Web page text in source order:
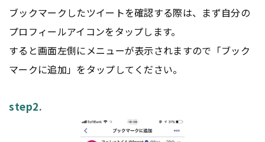
ブックマークしたツイートを確認する際は、まず自分の
プロフィールアイコンをタップします。
すると画面左側にメニューが表示されますので「ブック
マークに追加」をタップしてください。
step2.